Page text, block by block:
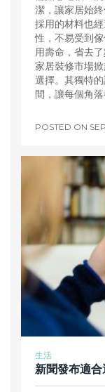
潔，讓家居始
採用的材料也
性，不易受到
用壽命，省去
家居裝修市場
選擇。其獨特
間，讓每個角落
POSTED ON
生活
新聞發布適合